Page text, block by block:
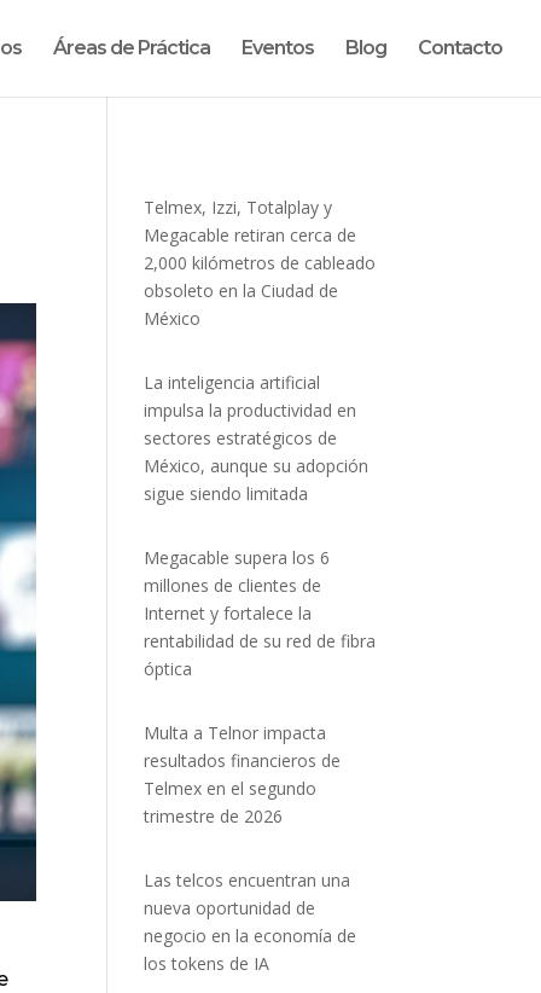
Áreas de Práctica Eventos Blog Contacto
Telmex, Izzi, Totalplay y
Megacable retiran cerca de
2,000 kilómetros de cableado
obsoleto en la Ciudad de
México
La inteligencia artificial
impulsa la productividad en
sectores estratégicos de
México, aunque su adopción
sigue siendo limitada
Megacable supera los 6
millones de clientes de
Internet y fortalece la
rentabilidad de su red de fibra
óptica
Multa a Telnor impacta
resultados financieros de
Telmex en el segundo
trimestre de 2026
Las telcos encuentran una
nueva oportunidad de
negocio en la economía de
los tokens de IA